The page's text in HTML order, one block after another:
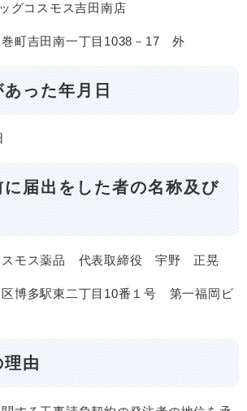
グコスモス吉田南店
町吉田南一丁目1038－17 外
った年月日
届出をした者の名称及び
モス薬品 代表取締役 宇野 正晃
博多駅東二丁目10番１号 第一福岡ビ
由